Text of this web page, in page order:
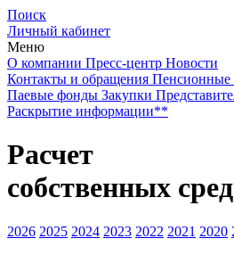
Поиск
Личный кабинет
Меню
О компании Пресс-центр Новости
Контакты и обращения Пенсионные
Паевые фонды Закупки
Раскрытие информации**
Расчет
собственных
2026 2025 2024 2023 2022 2021 2020